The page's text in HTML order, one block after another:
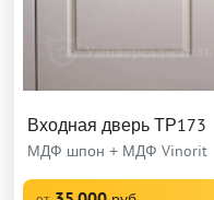
Входная дверь ТР173
МДФ шпон + МДФ Vinorit